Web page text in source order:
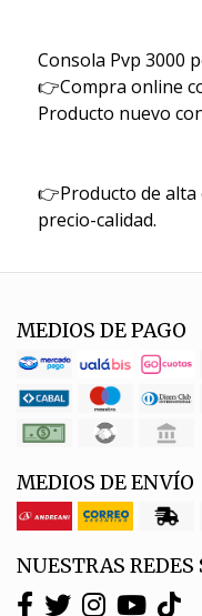
Consola Pvp 3000
👉Compra online
Producto nuevo
👉Producto de alta
precio-calidad.
MEDIOS DE PAGO
MEDIOS DE ENVÍO
NUESTRAS REDES